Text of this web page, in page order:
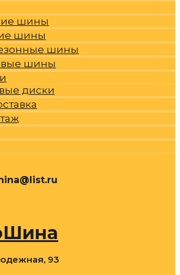
шины
шины
шины
шины
диски
93